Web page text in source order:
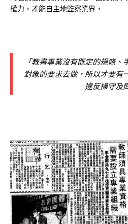
權力，才能自主地監察業界，
「教書專業沒有既定的規條
對象的要求去做，所以才要有
違反操守及